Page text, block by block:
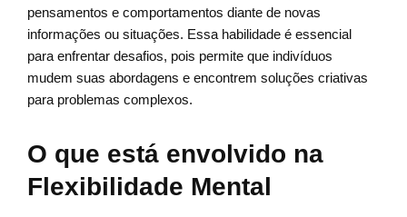
pensamentos e comportamentos diante de novas
informações ou situações. Essa habilidade é essencial
para enfrentar desafios, pois permite que indivíduos
mudem suas abordagens e encontrem soluções criativas
para problemas complexos.
O que está envolvido na
Flexibilidade Mental